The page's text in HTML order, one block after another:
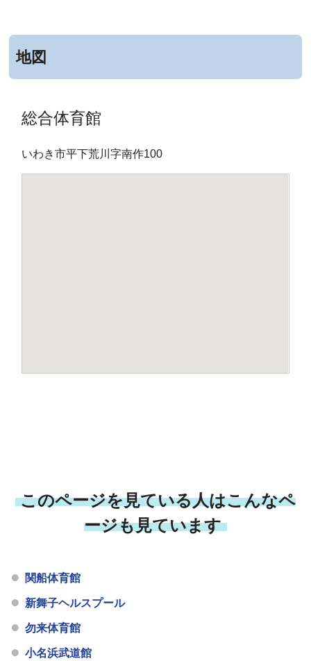
地図
総合体育館
いわき市平下荒川字南作100
このページを見ている人はこんなペ
ージも見ています
関船体育館
新舞子ヘルスプール
勿来体育館
小名浜武道館